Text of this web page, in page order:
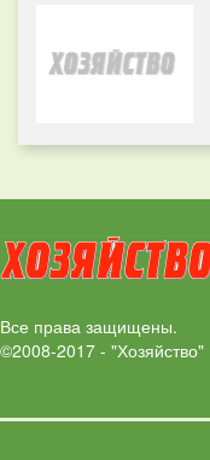
Все права защищены.
©2008-2017 - "Хозяйство"